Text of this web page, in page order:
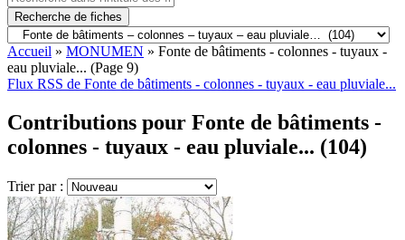
Recherche de fiches
Accueil » MONUMEN » Fonte de bâtiments - colonnes - tuyaux -
eau pluviale... (Page 9)
Flux RSS de Fonte de bâtiments - colonnes - tuyaux - eau pluviale...
Contributions pour Fonte de bâtiments -
colonnes - tuyaux - eau pluviale... (104)
Trier par :